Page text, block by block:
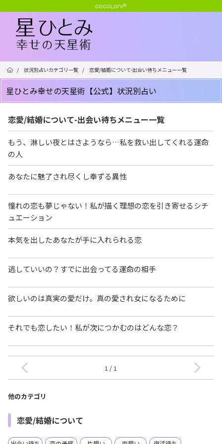
/ 状況別占いカテゴリ一覧 / 恋愛/結婚について-出会い待ちメニュー一覧
星ひとみ幸せの天星術【公式】状況別占い
恋愛/結婚について-出会い待ちメニュー一覧
もう、淋しい夜とはさようなら…私を救い出してくれる運命
の人
あなたに魅了され尽くし奉ずる異性
憧れの恋も夢じゃない！私が描く理想の恋を引き寄せるシチ
ュエーション
本気を出したあなたが手に入れられる恋
逃していいの？すでに出会ってる運命の相手
欲しいのは真実の愛だけ。真の愛され女になるために
それでも恋したい！私が次につかむのはどんな恋？
1 / 1
他のカテゴリ
恋愛/結婚について